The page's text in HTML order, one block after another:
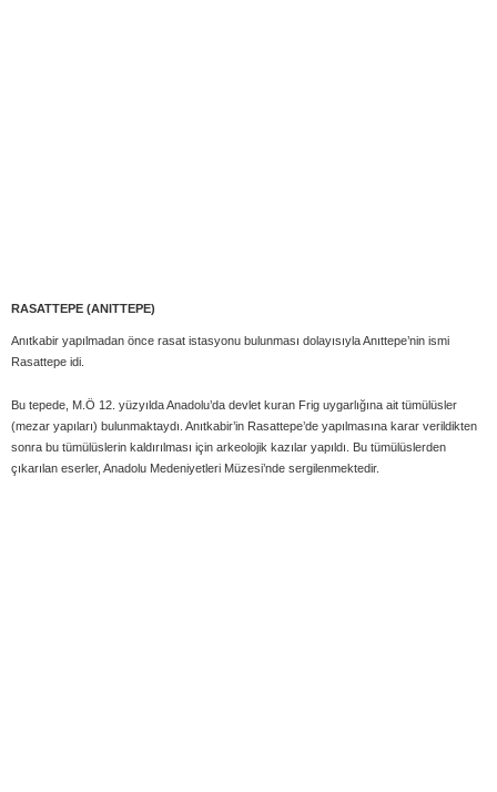
RASATTEPE (ANITTEPE)
Anıtkabir yapılmadan önce rasat istasyonu bulunması dolayısıyla Anıttepe’nin ismi
Rasattepe idi.
Bu tepede, M.Ö 12. yüzyılda Anadolu’da devlet kuran Frig uygarlığına ait tümülüsler
(mezar yapıları) bulunmaktaydı. Anıtkabir’in Rasattepe’de yapılmasına karar verildikten
sonra bu tümülüslerin kaldırılması için arkeolojik kazılar yapıldı. Bu tümülüslerden
çıkarılan eserler, Anadolu Medeniyetleri Müzesi’nde sergilenmektedir.